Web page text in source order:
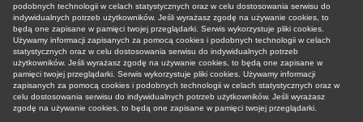
podobnych technologii w celach statystycznych oraz w celu dostosowania serwisu do
indywidualnych potrzeb użytkowników. Jeśli wyrażasz zgodę na używanie cookies, to
będą one zapisane w pamięci twojej przeglądarki. Serwis wykorzystuje pliki cookies.
Używamy informacji zapisanych za pomocą cookies i podobnych technologii w celach
statystycznych oraz w celu dostosowania serwisu do indywidualnych potrzeb
użytkowników. Jeśli wyrażasz zgodę na używanie cookies, to będą one zapisane w
pamięci twojej przeglądarki. Serwis wykorzystuje pliki cookies. Używamy informacji
zapisanych za pomocą cookies i podobnych technologii w celach statystycznych oraz w
celu dostosowania serwisu do indywidualnych potrzeb użytkowników. Jeśli wyrażasz
zgodę na używanie cookies, to będą one zapisane w pamięci twojej przeglądarki.